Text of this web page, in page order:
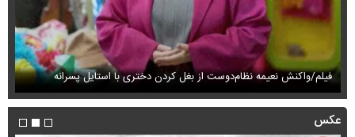
فیلم/واکنش نعیمه نظام‌دوست از بغل کردن دختری با استایل پسرانه
عکس